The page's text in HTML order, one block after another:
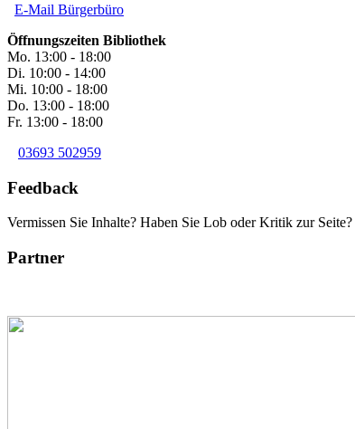
E-Mail Bürgerbüro
Öffnungszeiten Bibliothek
Mo. 13:00 - 18:00
Di. 10:00 - 14:00
Mi. 10:00 - 18:00
Do. 13:00 - 18:00
Fr. 13:00 - 18:00
03693 502959
Feedback
Vermissen Sie Inhalte? Haben Sie Lob oder Kritik zur Seite?
Partner